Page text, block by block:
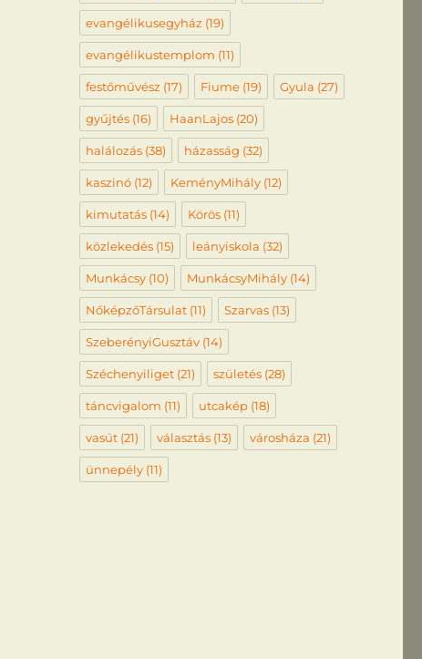
evangélikusegyház (19)
evangélikustemplom (11)
festőművész (17) Fiume(19) Gyula (27)
gyűjtés(16) HaanLajos(20)
halálozás(38) házasság (32)
kaszinó(12) KeményMihály(12)
kimutatás(14) Körös(11)
közlekedés(15) leányiskola (32)
Munkácsy(10) MunkácsyMihály(14)
NőképzőTársulat(11) Szarvas(13)
SzeberényiGusztáv(14)
Széchenyiliget(21) születés(28)
táncvigalom (11) utcakép(18)
vasút(21) választás(13) városháza (21)
ünnepély(11)